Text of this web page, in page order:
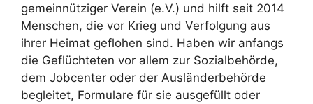
gemeinnütziger Verein (e.V.) und hilft seit 2014
Menschen, die vor Krieg und Verfolgung aus
ihrer Heimat geflohen sind. Haben wir anfangs
die Geflüchteten vor allem zur Sozialbehörde,
dem Jobcenter oder der Ausländerbehörde
begleitet, Formulare für sie ausgefüllt oder